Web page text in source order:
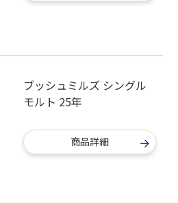
ブッシュミルズ シングル
モルト 25年
商品詳細